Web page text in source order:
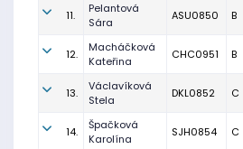
11.
Pelantová
Sára
ASU0850 B
12.
Macháčková
Kateřina
CHC0951 B
13.
Václavíková
Stela
DKL0852 C
14.
Špačková
Karolína
SJH0854 C